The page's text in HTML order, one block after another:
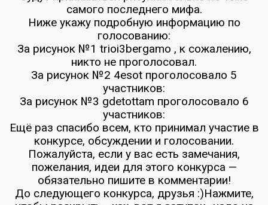
самого последнего мифа.
Ниже укажу подробную информацию по
голосованию:
За рисунок №1 trioi3bergamo , к сожалению,
никто не проголосовал.
За рисунок №2 4esot проголосовало 5
участников:
За рисунок №3 gdetottam проголосовало 6
участников:
Ещё раз спасибо всем, кто принимал участие в
конкурсе, обсуждении и голосовании.
Пожалуйста, если у вас есть замечания,
пожелания, идеи для этого конкурса —
обязательно пишите в комментарии!
До следующего конкурса, друзья :)Нажмите,